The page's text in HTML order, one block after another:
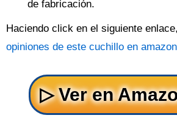
de fabricación.
Haciendo click en el siguiente
opiniones de este cuchillo en amazon